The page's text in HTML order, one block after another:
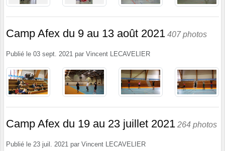
Camp Afex du 9 au 13 août 2021 407 photos
Publié le 03 sept. 2021 par Vincent LECAVELIER
Camp Afex du 19 au 23 juillet 2021 264 photos
Publié le 23 juil. 2021 par Vincent LECAVELIER